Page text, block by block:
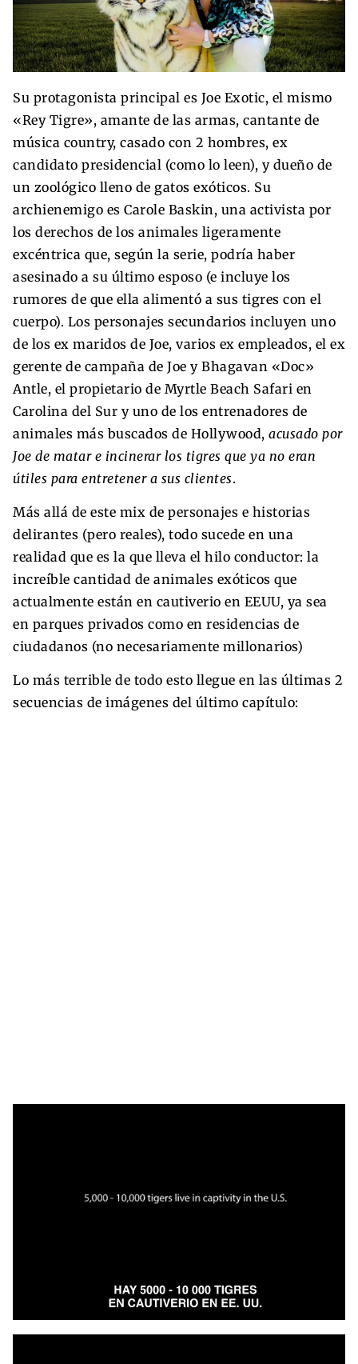
Su protagonista principal es Joe Exotic, el mismo
«Rey Tigre», amante de las armas, cantante de
música country, casado con 2 hombres, ex
candidato presidencial (como lo leen), y dueño de
un zoológico lleno de gatos exóticos. Su
archienemigo es Carole Baskin, una activista por
los derechos de los animales ligeramente
excéntrica que, según la serie, podría haber
asesinado a su último esposo (e incluye los
rumores de que ella alimentó a sus tigres con el
cuerpo). Los personajes secundarios incluyen uno
de los ex maridos de Joe, varios ex empleados, el ex
gerente de campaña de Joe y Bhagavan «Doc»
Antle, el propietario de Myrtle Beach Safari en
Carolina del Sur y uno de los entrenadores de
animales más buscados de Hollywood, acusado por
Joe de matar e incinerar los tigres que ya no eran
útiles para entretener a sus clientes.
Más allá de este mix de personajes e historias
delirantes (pero reales), todo sucede en una
realidad que es la que lleva el hilo conductor: la
increíble cantidad de animales exóticos que
actualmente están en cautiverio en EEUU, ya sea
en parques privados como en residencias de
ciudadanos (no necesariamente millonarios)
Lo más terrible de todo esto llegue en las últimas 2
secuencias de imágenes del último capítulo: